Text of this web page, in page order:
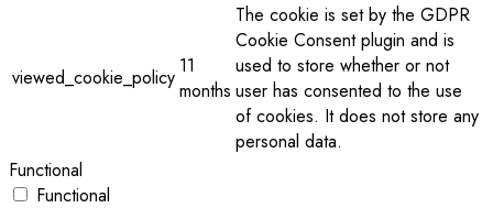
viewed_cookie_policy 11
months
The cookie is set by the GDPR
Cookie Consent plugin and is
used to store whether or not
user has consented to the use
of cookies. It does not store any
personal data.
Functional
Functional